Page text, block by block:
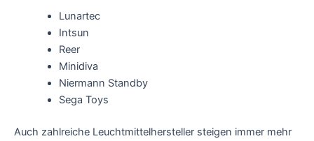
Lunartec
Intsun
Reer
Minidiva
Niermann Standby
Sega Toys
Auch zahlreiche Leuchtmittelhersteller steigen immer mehr